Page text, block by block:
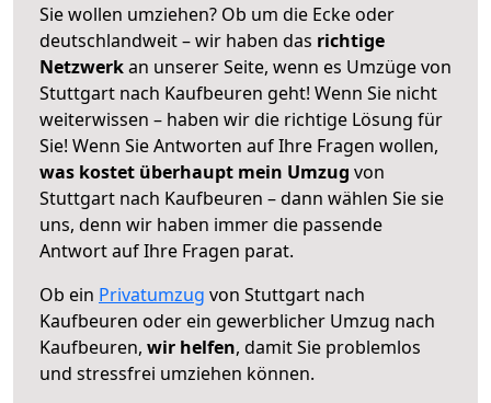
Sie wollen umziehen? Ob um die Ecke oder
deutschlandweit – wir haben das richtige
Netzwerkan unserer Seite, wenn es Umzüge von
Stuttgart nach Kaufbeuren geht! Wenn Sie nicht
weiterwissen – haben wir die richtige Lösung für
Sie! Wenn Sie Antworten auf Ihre Fragen wollen,
was kostet überhaupt mein Umzug von
Stuttgart nach Kaufbeuren – dann wählen Sie sie
uns, denn wir haben immer die passende
Antwort auf Ihre Fragen parat.
Ob ein Privatumzug von Stuttgart nach
Kaufbeuren oder ein gewerblicher Umzug nach
Kaufbeuren, wir helfen, damit Sie problemlos
und stressfrei umziehen können.